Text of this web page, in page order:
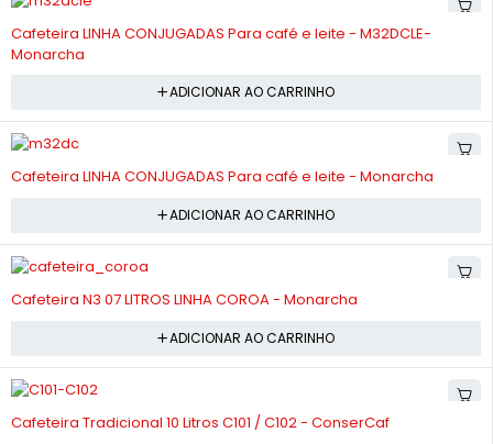
Cafeteira LINHA CONJUGADAS Para café e leite - M32DCLE-
Monarcha
ADICIONAR AO CARRINHO
Cafeteira LINHA CONJUGADAS Para café e leite - Monarcha
ADICIONAR AO CARRINHO
Cafeteira N3 07 LITROS LINHA COROA - Monarcha
ADICIONAR AO CARRINHO
Cafeteira Tradicional 10 Litros C101 / C102 - ConserCaf